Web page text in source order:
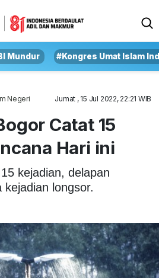
Mundur #Kongres Umat Islam
Negeri Jumat , 15 Jul 2022, 22:21 WIB
Catat 15
Hari ini
kejadian, delapan
kejadian longsor.